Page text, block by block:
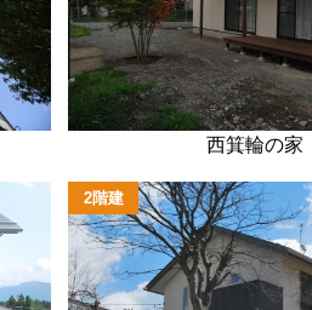
西箕輪の家
2階建